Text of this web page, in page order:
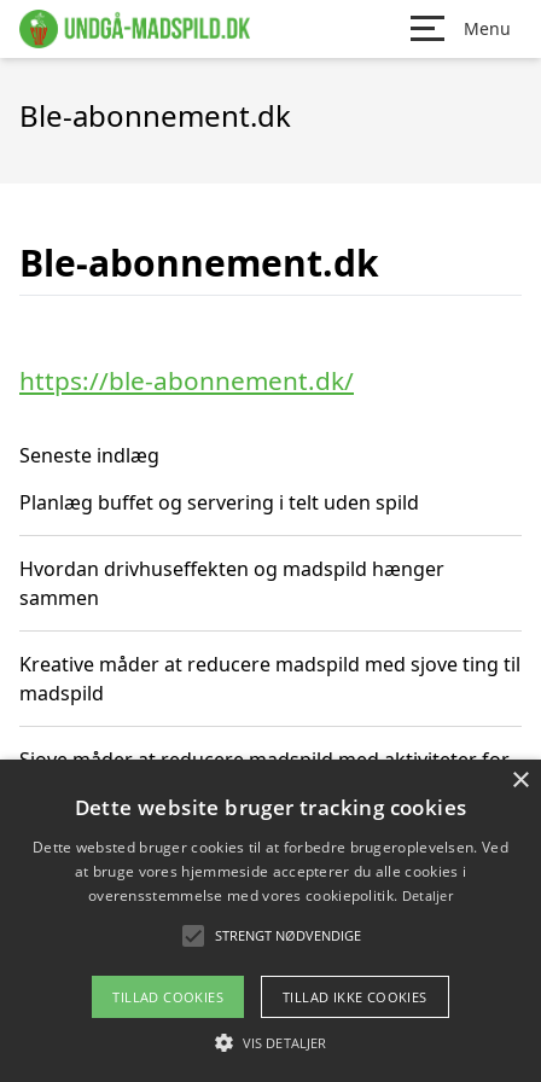
Menu
Ble-abonnement.dk
Ble-abonnement.dk
https://ble-abonnement.dk/
Seneste indlæg
Planlæg buffet og servering i telt uden spild
Hvordan drivhuseffekten og madspild hænger
sammen
Kreative måder at reducere madspild med sjove ting til
madspild
Sjove måder at reducere madspild med aktiviteter for
Hvor finder jeg nemme måltidskasser i Vejle
Om / kontakt
Blog Betingelser
×
Dette website bruger tracking cookies
Dette websted bruger cookies til at forbedre brugeroplevelsen. Ved
at bruge vores hjemmeside accepterer du alle cookies i
overensstemmelse med vores cookiepolitik. Detaljer
STRENGT NØDVENDIGE
TILLAD COOKIES TILLAD IKKE COOKIES
VIS DETALJER